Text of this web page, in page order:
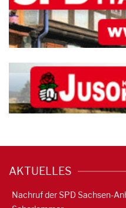
AKTUELLES
Nachruf der SPD Sachsen-